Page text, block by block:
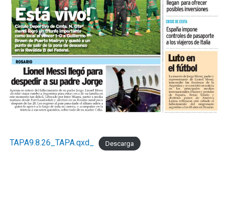
modifica el diagnóstico de fondo. UCIP monitorea
mensualmente la actividad del comercio minorista
marplatense a través del DESE y pone estos resultados a
disposición de los actores públicos y privados con un
objetivo concreto: que las decisiones de política
económica estén informadas por la realidad del sector
que genera empleo formal, paga sus obligaciones y
sostiene la actividad comercial de Mar del Pata
."Necesitamos la recomposición el poder adquisitivo y el
TAPA9.8.26_TAPA.qxd_ Descarga